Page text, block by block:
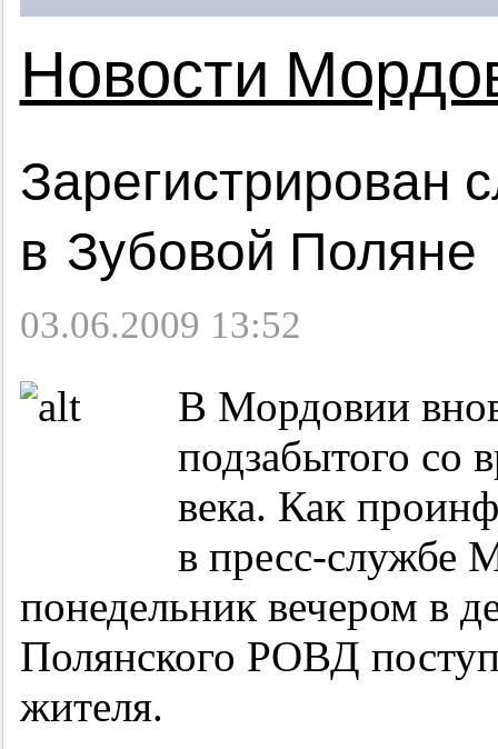
Новости
Зарегистрирован
в Зубовой Поляне
03.06.2009 13:52
В Мордовии
подзабытого со
века. Как
в пресс-
понедельник вечером в
Полянского РОВД
жителя.